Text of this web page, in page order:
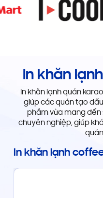
In khăn
In khăn lạnh quán
giúp các quán tạo
phẩm vừa mang đến
chuyên nghiệp, giúp
In khăn lạnh